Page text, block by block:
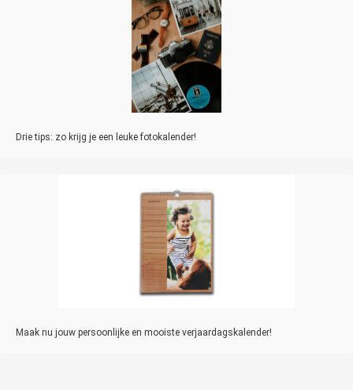
Drie tips: zo krijg je een leuke fotokalender!
Maak nu jouw persoonlijke en mooiste verjaardagskalender!